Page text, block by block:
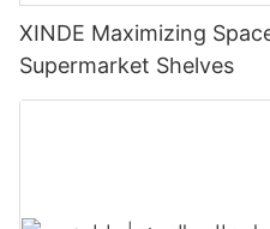
XINDE Maximizing
Supermarket Shelves